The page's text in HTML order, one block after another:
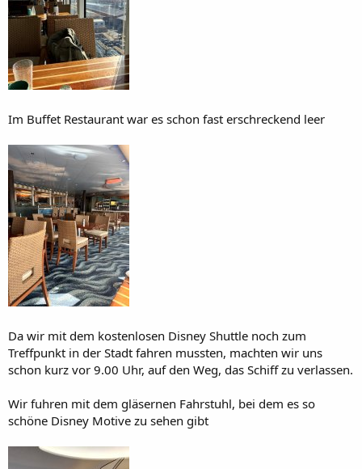
Im Buffet Restaurant war es schon fast erschreckend leer
Da wir mit dem kostenlosen Disney Shuttle noch zum
Treffpunkt in der Stadt fahren mussten, machten wir uns
schon kurz vor 9.00 Uhr, auf den Weg, das Schiff zu verlassen.
Wir fuhren mit dem gläsernen Fahrstuhl, bei dem es so
schöne Disney Motive zu sehen gibt